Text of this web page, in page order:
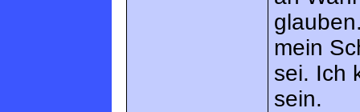
mein
sei. Ich
sein.